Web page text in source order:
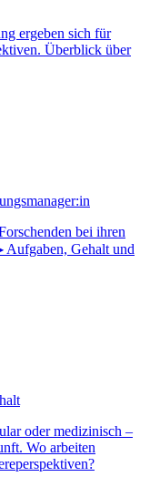
ergeben sich für
Überblick über
bei ihren
Aufgaben, Gehalt und
oder medizinisch –
Wo arbeiten